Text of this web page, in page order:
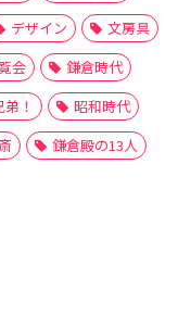
デザイン
文房具
会
鎌倉時代
！
昭和時代
鎌倉殿の13人